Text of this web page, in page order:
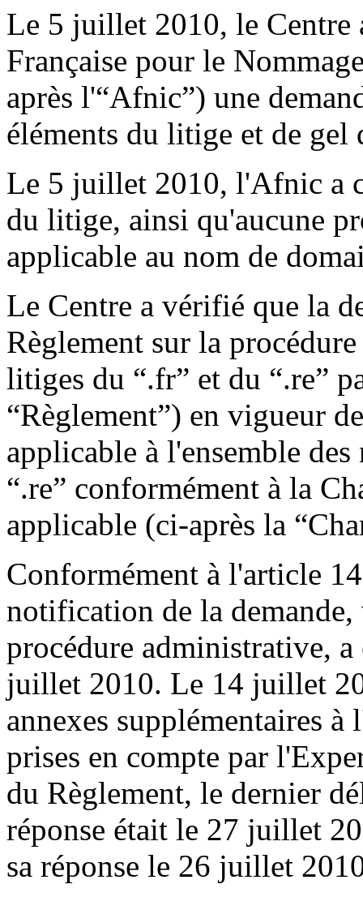
Le 5 juillet 2010, le Centre
Française pour le
après l'“Afnic”) une
éléments du litige et de gel
Le 5 juillet 2010, l'Afnic a
du litige, ainsi qu'aucune
applicable au nom de
Le Centre a vérifié que la
Règlement sur la
litiges du “.fr” et du “.re”
“Règlement”) en vigueur
applicable à l'ensemble
“.re” conformément à la
applicable (ci-après la
Conformément à l'article
notification de la
procédure administrative, a
juillet 2010. Le 14 juillet
annexes supplémentaires
prises en compte par
du Règlement, le dernier
réponse était le 27 juillet
sa réponse le 26 juillet